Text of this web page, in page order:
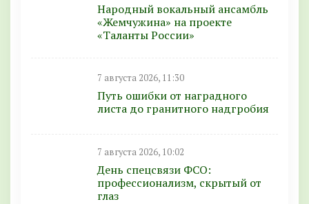
Народный вокальный ансамбль
«Жемчужина» на проекте
«Таланты России»
7 августа 2026, 11:30
Путь ошибки от наградного
листа до гранитного надгробия
7 августа 2026, 10:02
День спецсвязи ФСО:
профессионализм, скрытый от
глаз